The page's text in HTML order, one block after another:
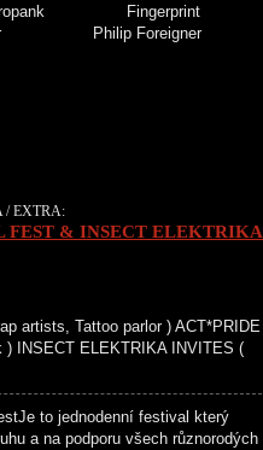
Fingerprint
Philip Foreigner
/ EXTRA:
FEST & INSECT ELEKTRIKA
artists, Tattoo parlor ) ACT*PRIDE
INSECT ELEKTRIKA INVITES (
to jednodenní festival který
a na podporu všech různorodých